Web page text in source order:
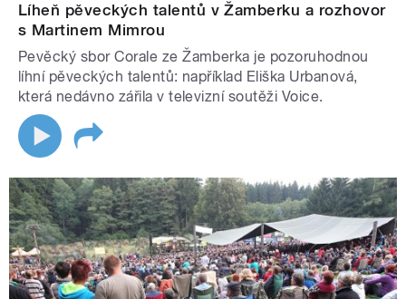
Líheň pěveckých talentů v Žamberku a rozhovor
s Martinem Mimrou
Pevěcký sbor Corale ze Žamberka je pozoruhodnou
líhní pěveckých talentů: například Eliška Urbanová,
která nedávno zářila v televizní soutěži Voice.